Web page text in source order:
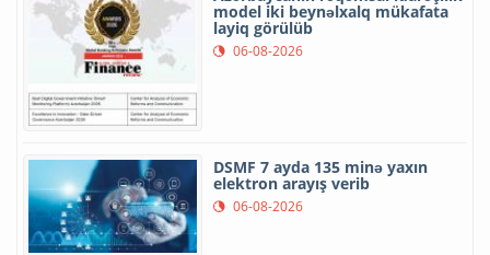
model iki beynəlxalq mükafata
layiq görülüb
06-08-2026
DSMF 7 ayda 135 minə yaxın
elektron arayış verib
06-08-2026